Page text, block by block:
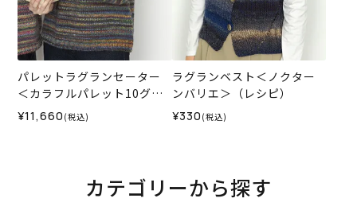
パレットラグランセーター
＜カラフルパレット10グラ
ン08BR＞（編み物 材料セ
ット）
¥11,660 (税込)
ラグランベスト＜ノクター
ンバリエ＞（レシピ）
¥330 (税込)
カテゴリーから探す